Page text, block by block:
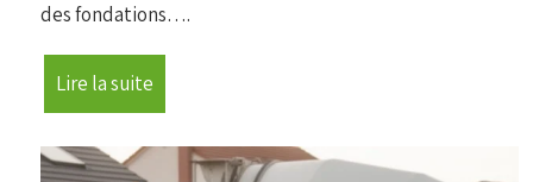
des fondations….
Lire la suite